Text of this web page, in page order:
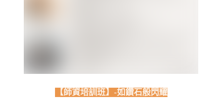
【師資培訓班】-如鑽石般閃耀